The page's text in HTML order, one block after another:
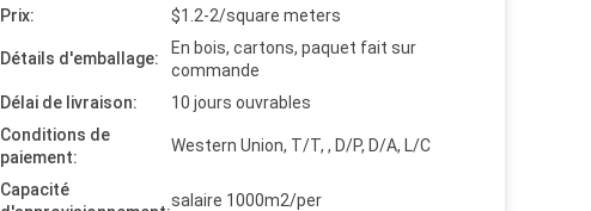
Prix: $1.2-2/square meters
Détails d'emballage:
En bois, cartons, paquet fait sur
commande
Délai de livraison:
10 jours ouvrables
Conditions de
paiement:
Western Union, T/T, , D/P, D/A, L/C
Capacité
salaire 1000m2/per